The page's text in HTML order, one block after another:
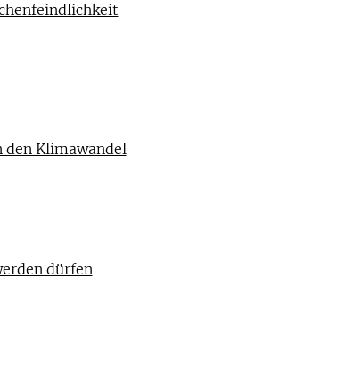
den Klimawandel
dürfen